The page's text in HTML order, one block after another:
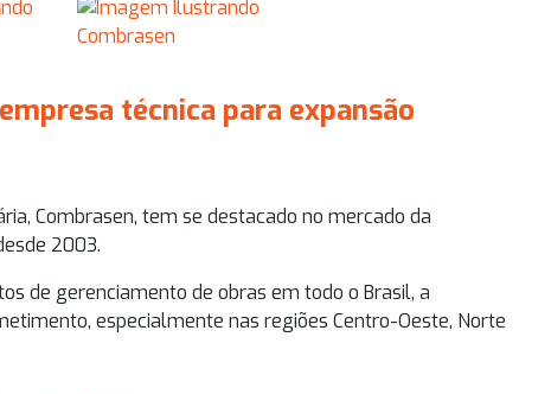
empresa técnica para expansão
, Combrasen, tem se destacado no mercado da
2003.
de gerenciamento de obras em todo o Brasil, a
especialmente nas regiões Centro-Oeste, Norte